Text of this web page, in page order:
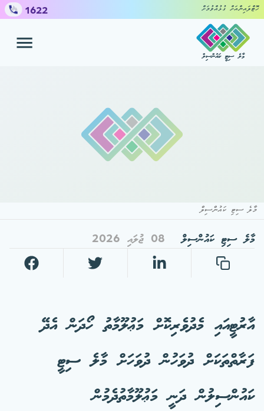
ހޮޓްލައިންއަށް ގުޅުއްވުމަށް 1622
މާލެ ސިޓީ ކައުންސިލް
މާލެ ސިޓި ކައުންސިލް
މާލެ ސިޓި ކައުންސިލް 08 ޖުލައި 2026
އާރުޓީއައި މެދުވެރިކޮށް މަޢުލޫމާތު ހޯދަން އެދޭ
ފަރާތްތަކަށް ދުވަހުން ދުވަހަށް މާލެ ސިޓީ
ކައުންސިލުން ދަނީ މަޢުލޫމާތުދެމުން